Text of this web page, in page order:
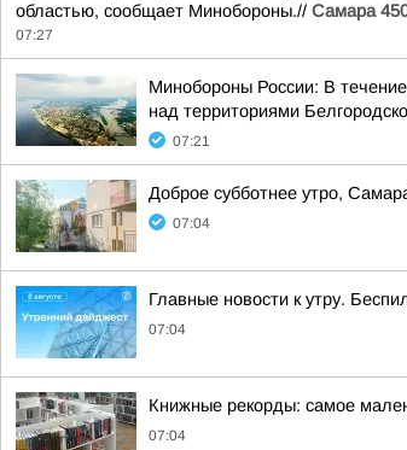
областью, сообщает Минобороны.// Самара
07:27
Минобороны России: В
над территориями
07:21
Доброе субботнее утро,
07:04
Главные новости к утру.
07:04
Книжные рекорды: самое
07:04